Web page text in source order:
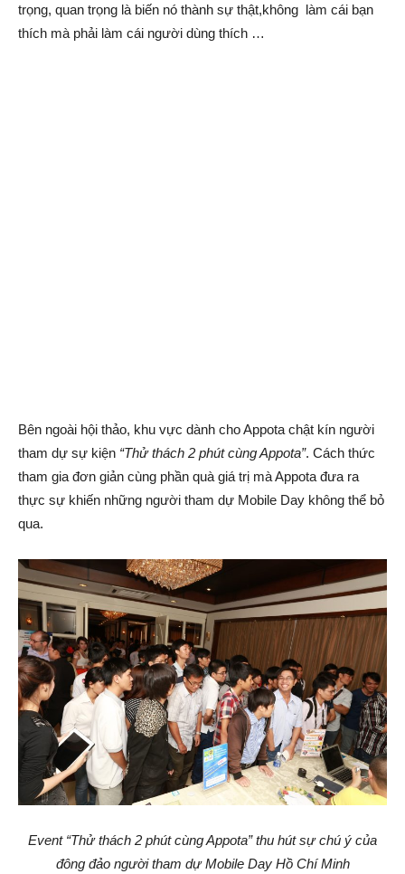
trọng, quan trọng là biến nó thành sự thật,không làm cái bạn
thích mà phải làm cái người dùng thích …
Bên ngoài hội thảo, khu vực dành cho Appota chật kín người
tham dự sự kiện “Thử thách 2 phút cùng Appota”. Cách thức
tham gia đơn giản cùng phần quà giá trị mà Appota đưa ra
thực sự khiến những người tham dự Mobile Day không thể bỏ
qua.
Event “Thử thách 2 phút cùng Appota” thu hút sự chú ý của
đông đảo người tham dự Mobile Day Hồ Chí Minh